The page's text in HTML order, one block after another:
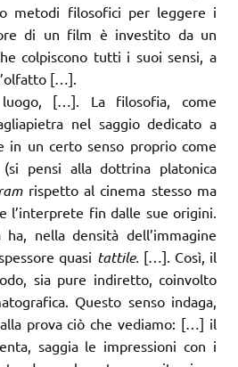
metodi filosofici per leggere i
di un film è investito da un
colpiscono tutti i suoi sensi, a
[…].
[…]. La filosofia, come
nel saggio dedicato a
in un certo senso proprio come
(si pensi alla dottrina platonica
rispetto al cinema stesso ma
l’interprete fin dalle sue origini.
nella densità dell’immagine
quasi tattile. […]. Così, il
sia pure indiretto, coinvolto
Questo senso indaga,
prova ciò che vediamo: […] il
saggia le impressioni con i